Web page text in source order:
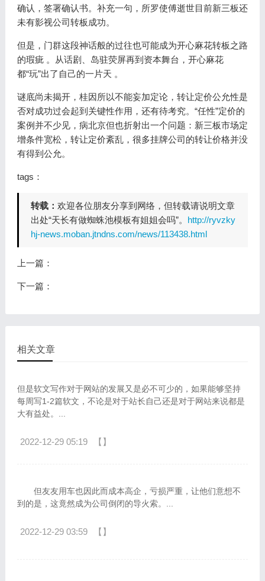
确认，签署确认书。补充一句，所罗使傅逝世目前新三板还
未有影视公司转板成功。
但是，门群这段神话般的过往也可能成为开心麻花转板之路
的瑕疵 。从话剧、岛驻荧屏再到资本舞台，开心麻花
都“玩”出了自己的一片天 。
谜底尚未揭开，桂因所以不能妄加定论，转让定价公允性是
否对成功过会起到关键性作用，还有待考究。“任性”定价的
案例并不少见，病北京但也折射出一个问题：新三板市场定
增条件宽松，转让定价紊乱，很多挂牌公司的转让价格并没
有得到公允。
tags：
转载： 欢迎各位朋友分享到网络，但转载请说明文章
出处“天长有做蜘蛛池模板有姐姐会吗”。 http://ryvzky
hj-news.moban.jtndns.com/news/113438.html
上一篇：
下一篇：
相关文章
但是软文写作对于网站的发展又是必不可少的，如果能够坚持
每周写1-2篇软文，不论是对于站长自己还是对于网站来说都是
大有益处。...
2022-12-29 05:19 【】
但友友用车也因此而成本高企，亏损严重，让他们意想不
到的是，这竟然成为公司倒闭的导火索。...
2022-12-29 03:59 【】